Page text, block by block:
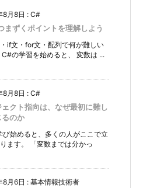
8月8日 : C#
まずくポイントを理解しよう
if文・for文・配列で何が難しい
C#の学習を始めると、 変数は ...
8月8日 : C#
ェクト指向は、なぜ最初に難し
るのか
び始めると、多くの人がここで立
ます。 「変数までは分かっ
8月6日 : 基本情報技術者